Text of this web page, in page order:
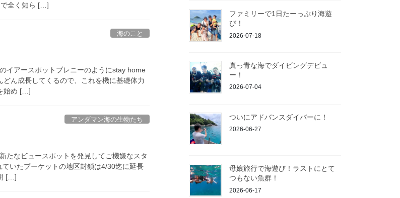
で全く知ら […]
海のこと
イアースポットブレニーのようにstay home
ん成長してくるので、これを機に基礎体力
始め […]
アンダマン海の生物たち
たなビュースポットを発見してご機嫌なスタ
いたプーケットの地区封鎖は4/30迄に延長
[…]
ファミリーで1日たーっぷり海遊
び！
2026-07-18
真っ青な海でダイビングデビュ
ー！
2026-07-04
ついにアドバンスダイバーに！
2026-06-27
母娘旅行で海遊び！ラストにとて
つもない魚群！
2026-06-17